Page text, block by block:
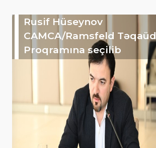
Rusif Hüseynov
CAMCA/Ramsfeld Təqaüd
Proqramına seçilib